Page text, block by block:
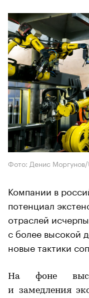
Фото: Денис
Компании в
потенциал
отраслей
с более высокой
новые тактики
На фоне
и замедления